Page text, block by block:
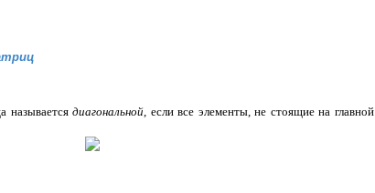
называетсядиагональной , если все элементы, не стоящие на главной